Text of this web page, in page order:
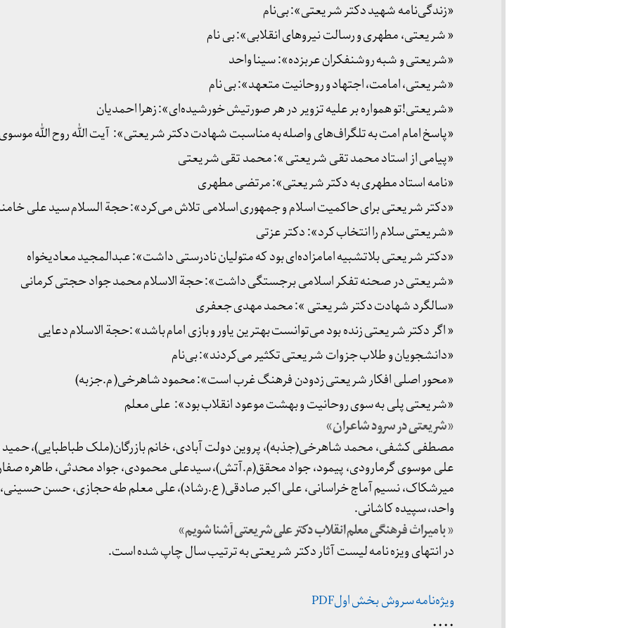
«زندگی‌نامه شهید دکتر شریعتی»: بی‌نام
« شریعتی، مطهری و رسالت نیروهای انقلابی»: بی نام
«شریعتی و شبه روشنفکران عربزده»: سینا واحد
«شریعتی، امامت، اجتهاد و روحانیت متعهد»: بی نام
«شریعتی!تو همواره بر علیه تزویر در هر صورتیش خورشیده‌ای»: زهرا احمدیان
«پاسخ امام امت به تلگراف‌های واصله به مناسبت شهادت دکتر شریعتی»: آیت الله روح الله
«پیامی از استاد محمد تقی شریعتی »: محمد تقی شریعتی
«نامه استاد مطهری به دکتر شریعتی»: مرتضی مطهری
«دکتر شریعتی برای حاکمیت اسلام و جمهوری اسلامی تلاش می‌کرد»: حجة السلام سید علی
«شریعتی سلام را انتخاب کرد»: دکتر عزتی
«دکتر شریعتی بلاتشبیه امامزاده‌ای بود که متولیان نادرستی داشت»: عبدالمجید معادیخواه
«شریعتی در صحنه تفکر اسلامی برجستگی داشت»: حجة الاسلام محمد جواد حجتی کرمانی
«سالگرد شهادت دکتر شریعتی »: محمد مهدی جعفری
« اگر دکتر شریعتی زنده بود می‌توانست بهترین یاور و بازی امام باشد» :حجة الاسلام دعایی
«دانشجویان و طلاب جزوات شریعتی تکثیر می‌کردند»: بی‌نام
«محور اصلی افکار شریعتی زدودن فرهنگ غرب است»: محمود شاهرخی( م.جزبه)
«شریعتی پلی به سوی روحانیت و بهشت موعود انقلاب بود»: علی معلم
«شریعتی در سرود شاعران»
مصطفی کشفی، محمد شاهرخی(جذبه)، پروین دولت آبادی، خانم بازرگان(ملک طباطبایی)، حمید
علی موسوی گرمارودی، پیمود، جواد محقق(م.آتش)، سیدعلی محمودی، جواد محدثی، طاهره
میرشکاک، نسیم آماج خراسانی، علی اکبر صادقی( ع.رشاد)، علی معلم طه حجازی، حسن حسینی،
واحد، سپیده کاشانی.
« با میراث فرهنگی معلم انقلاب دکتر علی شریعتی آشنا شویم»
در انتهای ویزه نامه لیست آثار دکتر شریعتی به ترتیب سال چاپ شده است.
ویژه‌نامه سروش بخش اولPDF